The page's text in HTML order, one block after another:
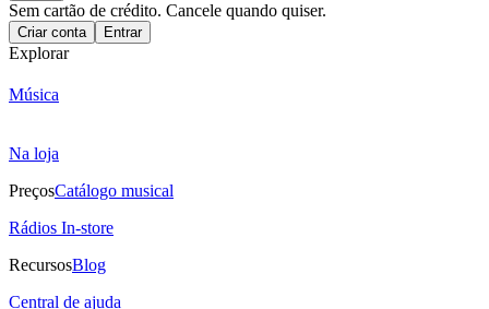
Sem cartão de crédito. Cancele quando quiser.
Criar conta Entrar
Explorar
Música
Na loja
PreçosCatálogo musical
Rádios In-store
RecursosBlog
Central de ajuda